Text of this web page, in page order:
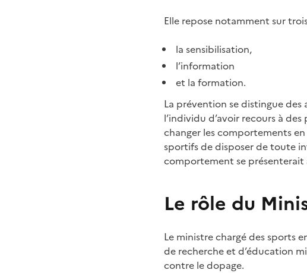
Elle repose notamment sur
la sensibilisation,
l’information
et la formation.
La prévention se distingue
l’individu d’avoir recours à
changer les comportements
sportifs de disposer de toute
comportement se présenterait
Le rôle du
Le ministre chargé des sports
de recherche et d’éducation
contre le dopage.